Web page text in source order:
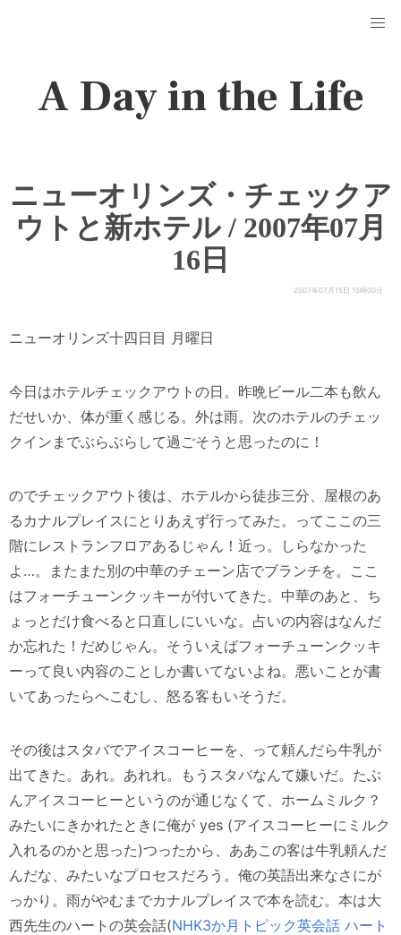
A Day in the Life
ニューオリンズ・チェックア
ウトと新ホテル / 2007年07月
16日
2007年07月15日 15時00分
ニューオリンズ十四日目 月曜日
今日はホテルチェックアウトの日。昨晩ビール二本も飲ん
だせいか、体が重く感じる。外は雨。次のホテルのチェッ
クインまでぶらぶらして過ごそうと思ったのに！
のでチェックアウト後は、ホテルから徒歩三分、屋根のあ
るカナルプレイスにとりあえず行ってみた。ってここの三
階にレストランフロアあるじゃん！近っ。しらなかった
よ…。またまた別の中華のチェーン店でブランチを。ここ
はフォーチューンクッキーが付いてきた。中華のあと、ち
ょっとだけ食べると口直しにいいな。占いの内容はなんだ
か忘れた！だめじゃん。そういえばフォーチューンクッキ
ーって良い内容のことしか書いてないよね。悪いことが書
いてあったらへこむし、怒る客もいそうだ。
その後はスタバでアイスコーヒーを、って頼んだら牛乳が
出てきた。あれ。あれれ。もうスタバなんて嫌いだ。たぶ
んアイスコーヒーというのが通じなくて、ホームミルク？
みたいにきかれたときに俺が yes (アイスコーヒーにミルク
入れるのかと思った)つったから、ああこの客は牛乳頼んだ
んだな、みたいなプロセスだろう。俺の英語出来なさにが
っかり。雨がやむまでカナルプレイスで本を読む。本は大
西先生のハートの英会話(NHK3か月トピック英会話 ハート